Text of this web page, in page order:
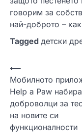
говорим за
най-доброто –
Tagged детски
Н
а
в
и
г
⟵
Мобилното
Help a Paw набира
доброволци за
на новите си
функционалности